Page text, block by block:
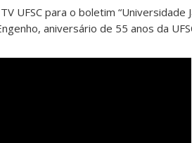
UFSC para o boletim “Universidade
aniversário de 55 anos da